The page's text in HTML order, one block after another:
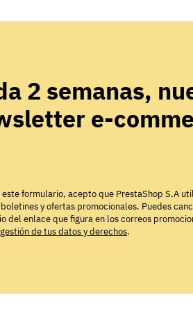
2 semanas,
e-
este formulario, acepto que PrestaShop S.A
y ofertas promocionales. Puedes
del enlace que figura en los correos
de tus datos y derechos.